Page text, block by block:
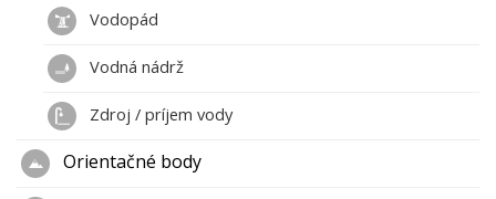
Vodopád
Vodná nádrž
Zdroj / príjem vody
Orientačné body